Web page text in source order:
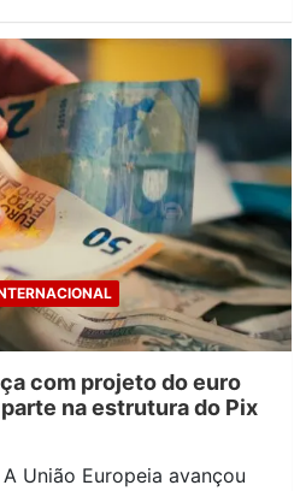
com projeto do euro
na estrutura do Pix
União Europeia avançou